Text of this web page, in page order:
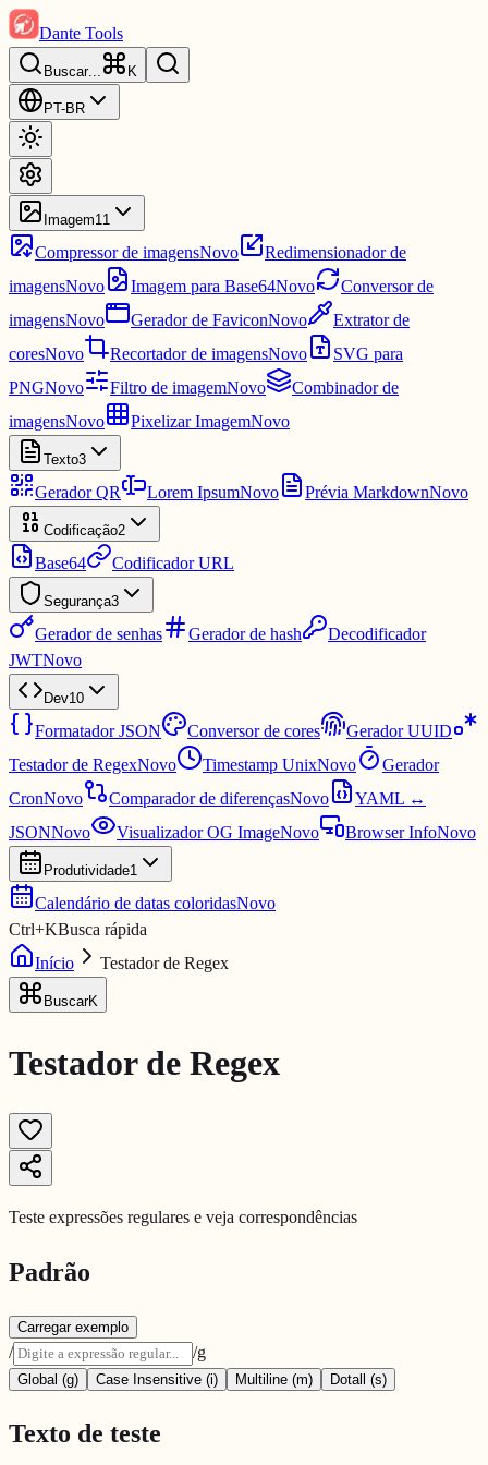
Dante Tools
Buscar... K
PT-BR
Imagem11
Compressor de imagensNovo
Redimensionador de
imagensNovo Imagem para Base64Novo
Conversor de
imagensNovo Gerador de FaviconNovo
Extrator de
coresNovo Recortador de imagensNovo
SVG para
PNGNovo Filtro de imagemNovo
Combinador de
imagensNovo Pixelizar ImagemNovo
Texto3
Gerador QR Lorem IpsumNovo Prévia MarkdownNovo
Codificação2
Base64 Codificador URL
Segurança3
Gerador de senhas Gerador de hash
Decodificador
JWTNovo
Dev10
Formatador JSON Conversor de cores
Gerador UUID
Testador de RegexNovo Timestamp UnixNovo
Gerador
CronNovo Comparador de diferençasNovo
YAML ↔
JSONNovo Visualizador OG ImageNovo Browser InfoNovo
Produtividade1
Calendário de datas coloridasNovo
Ctrl+KBusca rápida
Início
Testador de Regex
BuscarK
Testador de Regex
Teste expressões regulares e veja correspondências
Padrão
Carregar exemplo
/ /g
Global (g) Case Insensitive (i) Multiline (m) Dotall (s)
Texto de teste